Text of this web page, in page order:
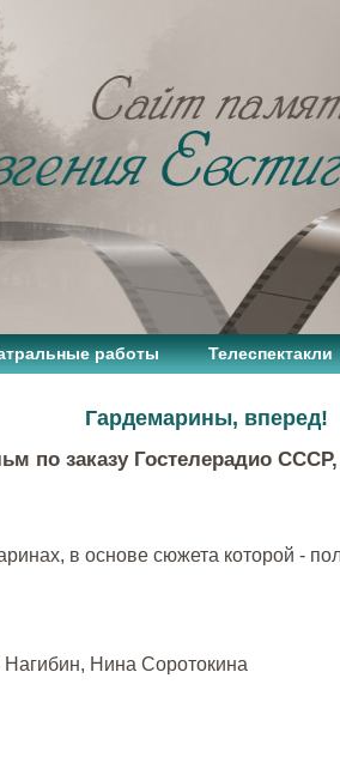
работы Телеспектакли
Гардемарины, вперед!
по заказу Гостелерадио
в основе сюжета которой -
Нина Соротокина